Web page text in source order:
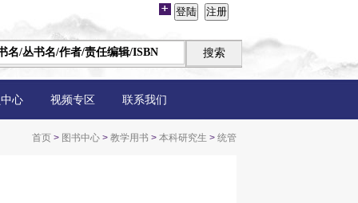
心 视频专区 联系我们
首页 > 图书中心 > 教学用书 > 本科研究生 > 统管